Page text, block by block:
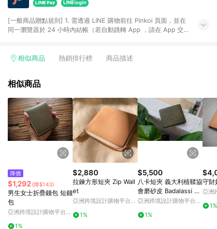
[一般商品贈點規則] 1. 需透過 LINE 購物前往 Pinkoi 頁面，並在
同一瀏覽器於 24 小時內結帳（若自動跳轉 App ，請在 App 交
回饋訂單不得享有 Pinkoi 站方優惠，例如首購優惠，P coins，
行為，不具贈點資格，部分退款不在此限。 6. APP 請更新至
貨後 45 天後發送。 8. 群眾募資商品，禮物卡，開館保證金，補
運費，攤位費等不具贈點資格。 9. LINE 購物站上之商品規格、
顏色、價位、贈品如與 Pinkoi 商品資訊頁及購物車不符，以
Pinkoi 購物商品資訊頁及購物車標示為準。 10. 點數紅包使用規
則請以點數紅包活動說明為準。 11. 若於 LINE 購物前往 Pinkoi
頁面後才首次下載 Pinkoi APP 並完成訂單，不符合導購資格；承
上，首次下載 Pinkoi APP 後，需透過 LINE 購物前往 Pinkoi 頁
相似商品 熱銷排行榜 商品描述
相似商品
降價
$1,292 (降$143)
男生女士折疊錢包 短錢
包
亞洲跨境設計購物平台
1%
$2,880
拉鍊方形短夾 Zip Wall
et
亞洲跨境設計購物平台
1%
$5,500
八卡短夾 義大利植鞣協
會磨砂皮 Badalassi Ca
rlo Pueblo 手工縫
亞洲跨境設計購物平台
1%
守財
亞洲
1%